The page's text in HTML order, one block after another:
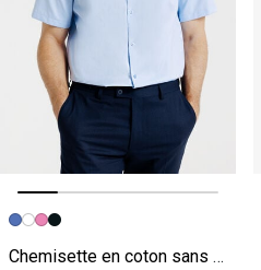
Image précédente
Image suivante
Chemisette en coton sans repassage